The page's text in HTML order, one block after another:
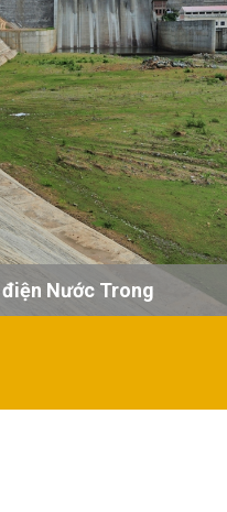
Nước Trong